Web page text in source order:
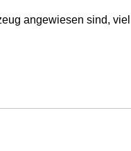
angewiesen sind,